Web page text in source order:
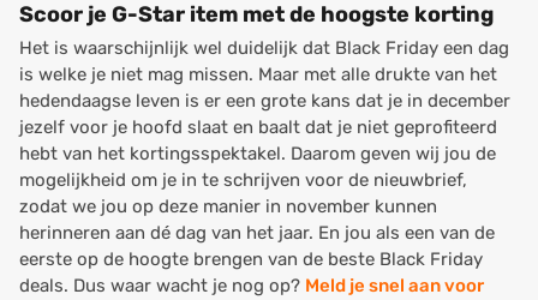
Scoor je G-Star item met de hoogste korting
Het is waarschijnlijk wel duidelijk dat Black Friday een dag
is welke je niet mag missen. Maar met alle drukte van het
hedendaagse leven is er een grote kans dat je in december
jezelf voor je hoofd slaat en baalt dat je niet geprofiteerd
hebt van het kortingsspektakel. Daarom geven wij jou de
mogelijkheid om je in te schrijven voor de nieuwbrief,
zodat we jou op deze manier in november kunnen
herinneren aan dé dag van het jaar. En jou als een van de
eerste op de hoogte brengen van de beste Black Friday
deals. Dus waar wacht je nog op? Meld je snel aan voor